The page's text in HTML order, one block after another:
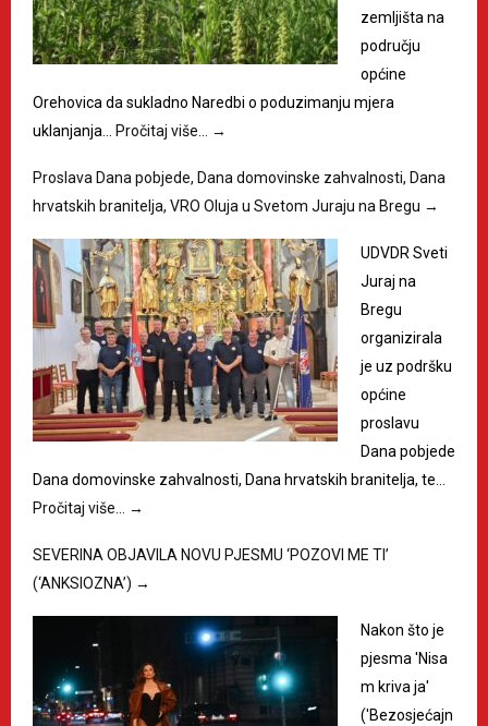
zemljišta na
području
općine
Orehovica da sukladno Naredbi o poduzimanju mjera
uklanjanja… Pročitaj više… →
Proslava Dana pobjede, Dana domovinske zahvalnosti, Dana
hrvatskih branitelja, VRO Oluja u Svetom Juraju na Bregu →
UDVDR Sveti
Juraj na
Bregu
organizirala
je uz podršku
općine
proslavu
Dana pobjede
Dana domovinske zahvalnosti, Dana hrvatskih branitelja, te…
Pročitaj više… →
SEVERINA OBJAVILA NOVU PJESMU ‘POZOVI ME TI’
(‘ANKSIOZNA’) →
Nakon što je
pjesma 'Nisa
m kriva ja'
('Bezosjećajn